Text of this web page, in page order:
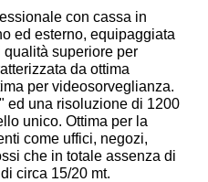
con cassa in
ed esterno, equipaggiata
superiore per
da ottima
per videosorveglianza.
ed una risoluzione di 1200
unico. Ottima per la
come uffici, negozi,
che in totale assenza di
circa 15/20 mt.